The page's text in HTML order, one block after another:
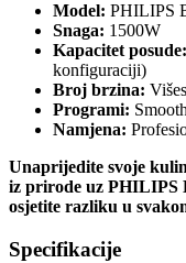
Model: PHILIPS
Snaga: 1500W
Kapacitet posude:
konfiguraciji)
Broj brzina:
Programi:
Namjena:
Unaprijedite svoje
iz prirode uz PHILIPS
osjetite razliku u
Specifikacije